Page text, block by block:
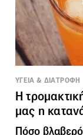
ΥΓΕΙΑ & ΔΙΑΤΡΟΦΗ
Η
μας η
Πόσο βλαβερό